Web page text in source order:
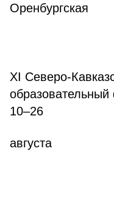
Оренбургская
XI Северо-
10–26
августа